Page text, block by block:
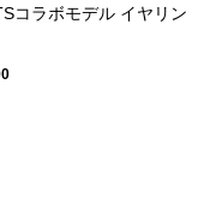
コラボモデル イヤリン